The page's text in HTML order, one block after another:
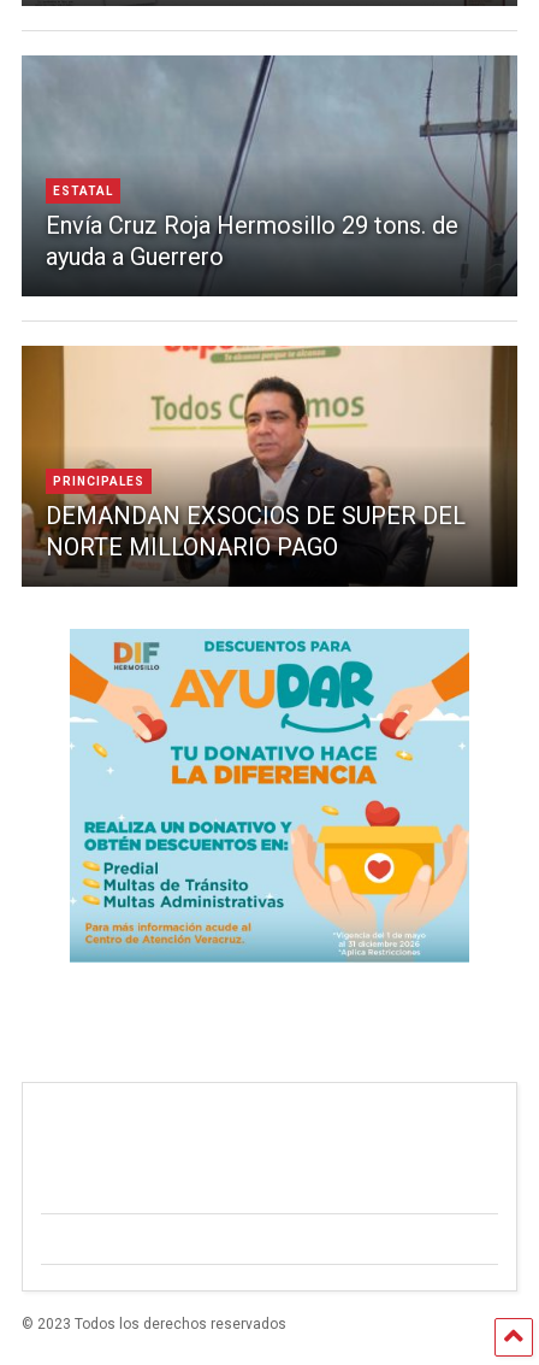
ESTATAL
Envía Cruz Roja Hermosillo 29 tons. de
ayuda a Guerrero
PRINCIPALES
DEMANDAN EXSOCIOS DE SUPER DEL
NORTE MILLONARIO PAGO
© 2023 Todos los derechos reservados